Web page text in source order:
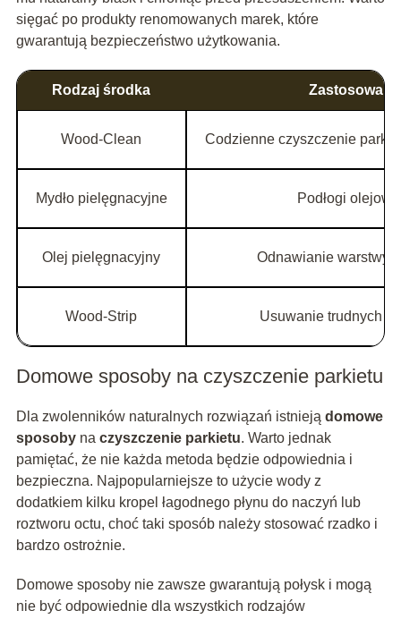
sięgać po produkty renomowanych marek, które
gwarantują bezpieczeństwo użytkowania.
Rodzaj środka
Wood-Clean Codzienne czyszczenie
Mydło pielęgnacyjne Podłogi
Olej pielęgnacyjny Odnawianie warstwy
Wood-Strip Usuwanie trudnych
Domowe sposoby na czyszczenie parkietu
Dla zwolenników naturalnych rozwiązań istnieją domowe
sposobyna czyszczenie parkietu. Warto jednak
pamiętać, że nie każda metoda będzie odpowiednia i
bezpieczna. Najpopularniejsze to użycie wody z
dodatkiem kilku kropel łagodnego płynu do naczyń lub
roztworu octu, choć taki sposób należy stosować rzadko i
bardzo ostrożnie.
Domowe sposoby nie zawsze gwarantują połysk i mogą
nie być odpowiednie dla wszystkich rodzajów